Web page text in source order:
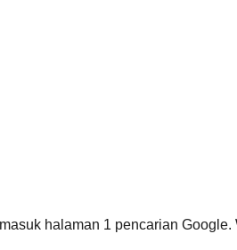
halaman 1 pencarian